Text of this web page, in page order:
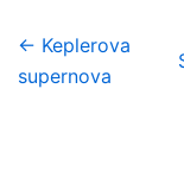
← Keplerova
supernova